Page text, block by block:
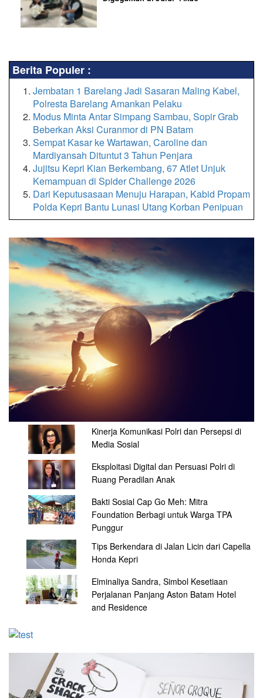
Berita Populer :
Jembatan 1 Barelang Jadi Sasaran Maling Kabel,
Polresta Barelang Amankan Pelaku
Modus Minta Antar Simpang Sambau, Sopir Grab
Beberkan Aksi Curanmor di PN Batam
Sempat Kasar ke Wartawan, Caroline dan
Mardiyansah Dituntut 3 Tahun Penjara
Jujitsu Kepri Kian Berkembang, 67 Atlet Unjuk
Kemampuan di Spider Challenge 2026
Dari Keputusasaan Menuju Harapan, Kabid Propam
Polda Kepri Bantu Lunasi Utang Korban Penipuan
Kinerja Komunikasi Polri dan Persepsi di
Media Sosial
Eksploitasi Digital dan Persuasi Polri di
Ruang Peradilan Anak
Bakti Sosial Cap Go Meh: Mitra
Foundation Berbagi untuk Warga TPA
Punggur
Tips Berkendara di Jalan Licin dari Capella
Honda Kepri
Elminaliya Sandra, Simbol Kesetiaan
Perjalanan Panjang Aston Batam Hotel
and Residence